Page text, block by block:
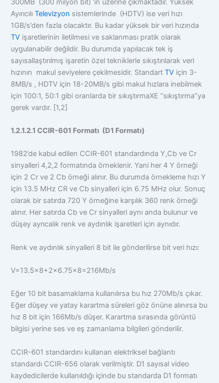
300MB (300 milyon bit) ‘in üzerine çıkmaktadır. Yüksek
AyırıcılıTelevizyon sistemlerinde (HDTV) ise veri hızı
1GB/s’den fazla olacaktır. Bu kadar yüksek bir veri hızında
TV işaretlerinin iletilmesi ve saklanması pratik olarak
uygulanabilir değildir. Bu durumda yapılacak tek iş
sayısallaştırılmış işaretin özel tekniklerle sıkıştırılarak veri
hızının makul seviyelere çekilmesidir. StandartTV için 3-
8MB/s , HDTV için 18-20MB/s gibi makul hızlara inebilmek
için 100:1, 50:1 gibi oranlarda bir sıkıştırmaXE “sıkıştırma”ya
gerek vardır. [1,2]
1.2.1.2.1 CCIR-601 Formatı (D1 Formatı)
1982’de kabul edilen CCIR-601 standardında Y,Cb ve Cr
sinyalleri 4,2,2 formatında örneklenir. Yani her 4 Y örneği
için 2 Cr ve 2 Cb örneği alınır. Bu durumda örnekleme hızı Y
için 13.5 MHz CR ve Cb sinyalleri için 6.75 MHz olur. Sonuç
olarak bir satırda 720 Y örneğine karşılık 360 renk örneği
alınır. Her satırda Cb ve Cr sinyalleri aynı anda bulunur ve
düşey ayrıcalık renk ve aydınlık işaretleri için aynıdır.
Renk ve aydınlık sinyalleri 8 bit ile gönderilirse bit veri hızı:
V=13.5×8+2×6.75×8=216Mb/s
Eğer 10 bit basamaklama kullanılırsa bu hız 270Mb/s çıkar.
Eğer düşey ve yatay karartma süreleri göz önüne alınırsa bu
hız 8 bit için 166Mb/s düşer. Karartma sırasında görüntü
bilgisi yerine ses ve eş zamanlama bilgileri gönderilir.
CCIR-601 standardını kullanan elektriksel bağlantı
standardı CCIR-656 olarak verilmiştir. D1 sayısal video
kaydedicilerde kullanıldığı içinde bu standarda D1 formatı